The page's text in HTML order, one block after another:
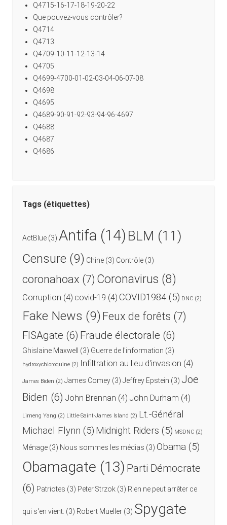
Q4715-16-17-18-19-20-22
Que pouvez-vous contrôler?
Q4714
Q4713
Q4709-10-11-12-13-14
Q4705
Q4699-4700-01-02-03-04-06-07-08
Q4698
Q4695
Q4689-90-91-92-93-94-96-4697
Q4688
Q4687
Q4686
Tags (étiquettes)
ActBlue(3) Antifa (14) BLM (11)
Censure (9) Chine(3) Contrôle(3)
coronahoax (7) Coronavirus (8)
Corruption (4) covid-19 (4) COVID1984(5) DNC(2)
Fake News (9) Feux de forêts (7)
FISAgate (6) Fraude électorale (6)
Ghislaine Maxwell (3) Guerre de l'information (3)
hydroxychloroquine(2) Infiltration au lieu d'invasion (4)
James Biden (2) James Comey(3) Jeffrey Epstein (3) Joe
Biden (6) John Brennan (4) John Durham (4)
Limeng Yang (2) Little-Saint-James Island (2) Lt.-Général
Michael Flynn (5) Midnight Riders (5) MSDNC(2)
Ménage(3) Nous sommes les médias (3) Obama(5)
Obamagate (13) Parti Démocrate
(6) Patriotes (3) Peter Strzok(3) Rien ne peut arrêter ce
qui s'en vient. (3) Robert Mueller(3) Spygate